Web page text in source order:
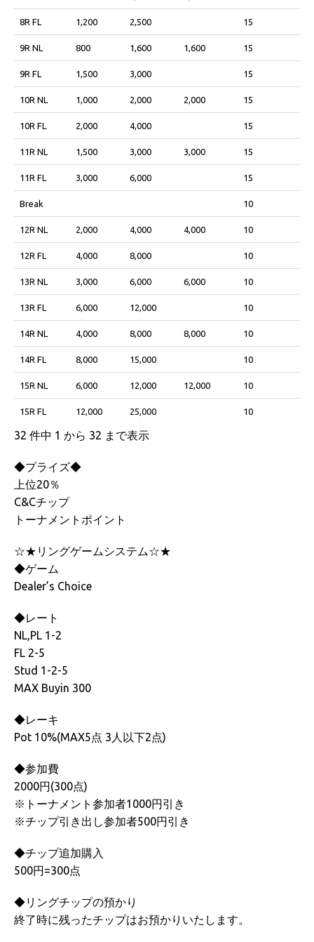
8R FL 1,200 2,500 15
9R NL 800 1,600 1,600 15
9R FL 1,500 3,000 15
10R NL 1,000 2,000 2,000 15
10R FL 2,000 4,000 15
11R NL 1,500 3,000 3,000 15
11R FL 3,000 6,000 15
Break 10
12R NL 2,000 4,000 4,000 10
12R FL 4,000 8,000 10
13R NL 3,000 6,000 6,000 10
13R FL 6,000 12,000 10
14R NL 4,000 8,000 8,000 10
14R FL 8,000 15,000 10
15R NL 6,000 12,000 12,000 10
15R FL 12,000 25,000 10
32 件中 1 から 32 まで表示
◆プライズ◆
上位20％
C&Cチップ
トーナメントポイント
☆★リングゲームシステム☆★
◆ゲーム
Dealer’s Choice
◆レート
NL,PL 1-2
FL 2-5
Stud 1-2-5
MAX Buyin 300
◆レーキ
Pot 10%(MAX5点 3人以下2点)
◆参加費
2000円(300点)
※トーナメント参加者1000円引き
※チップ引き出し参加者500円引き
◆チップ追加購入
500円=300点
◆リングチップの預かり
終了時に残ったチップはお預かりいたします。